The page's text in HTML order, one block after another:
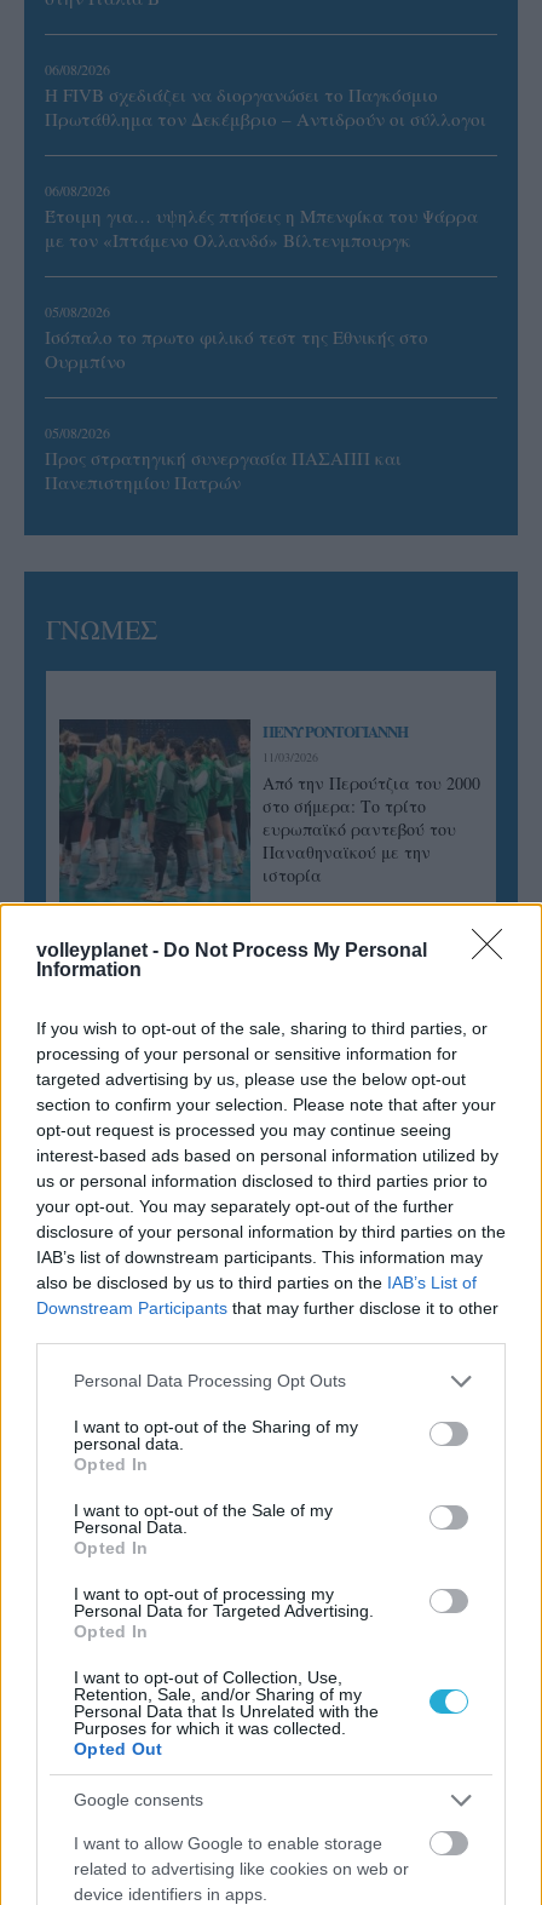
volleyplanet - Do Not Process My Personal
Information
If you wish to opt-out of the sale, sharing to third parties, or
processing of your personal or sensitive information for
targeted advertising by us, please use the below opt-out
section to confirm your selection. Please note that after your
opt-out request is processed you may continue seeing
interest-based ads based on personal information utilized by
us or personal information disclosed to third parties prior to
your opt-out. You may separately opt-out of the further
disclosure of your personal information by third parties on the
IAB’s list of downstream participants. This information may
also be disclosed by us to third parties on the IAB’s List of
Downstream Participants that may further disclose it to other
Please note that this website/app uses one or more Google
not limited to your visit or usage behaviour. You may click to
grant or deny consent to Google and its third-party tags to
use your data for below specified purposes in below Google
consent section.
Personal Data Processing Opt Outs
I want to opt-out of the Sharing of my
personal data.
Opted In
I want to opt-out of the Sale of my
Personal Data.
Opted In
I want to opt-out of processing my
Personal Data for Targeted Advertising.
Opted In
I want to opt-out of Collection, Use,
Retention, Sale, and/or Sharing of my
Personal Data that Is Unrelated with the
Purposes for which it was collected.
Opted Out
Google consents
I want to allow Google to enable storage
related to advertising like cookies on web or
device identifiers in apps.
06/08/2026
Η FIVB σχεδιάζει να διοργανώσει το Παγκόσμιο
Πρωτάθλημα τον Δεκέμβριο – Αντιδρούν οι σύλλογοι
06/08/2026
Έτοιμη για… υψηλές πτήσεις η Μπενφίκα του Ψάρρα
με τον «Ιπτάμενο Ολλανδό» Βίλτενμπουργκ
05/08/2026
Ισόπαλο το πρωτο φιλικό τεστ της Εθνικής στο
Ουρμπίνο
05/08/2026
Προς στρατηγική συνεργασία ΠΑΣΑΠΠ και
Πανεπιστημίου Πατρών
ΓΝΩΜΕΣ
ΠΕΝΥ ΡΟΝΤΟΓΙΑΝΝΗ
11/03/2026
Από την Περούτζια του 2000
στο σήμερα: Tο τρίτο
ευρωπαϊκό ραντεβού του
Παναθηναϊκού με την
ιστορία
Αναγνώριση και σεβασμός
οι σημαντικότερες νίκες του
Α.Ο. Θήρας